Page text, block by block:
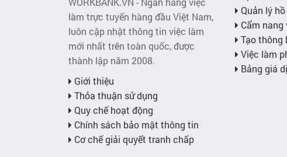
làm trực tuyến hàng đầu Việt Nam,
luôn cập nhật thông tin việc làm
mới nhất trên toàn quốc, được
thành lập năm 2008.
Giới thiệu
Thỏa thuận sử dụng
Quy chế hoạt động
Chính sách bảo mật thông tin
Cơ chế giải quyết tranh chấp
Quản lý
Cẩm nang
Tạo thông
Việc làm
Bảng giá